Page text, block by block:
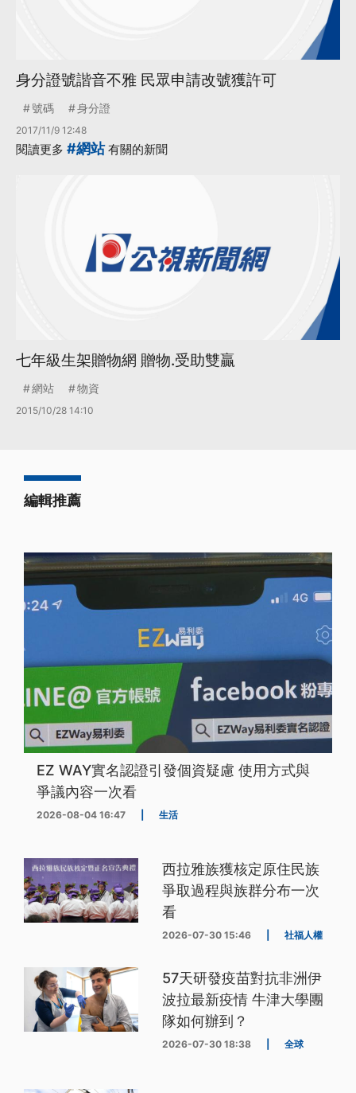
身分證號諧音不雅 民眾申請改號獲許可
號碼 身分證
2017/11/9 12:48
閱讀更多 #網站有關的新聞
七年級生架贈物網 贈物.受助雙贏
網站 物資
2015/10/28 14:10
編輯推薦
EZ WAY實名認證引發個資疑慮 使用方式與
爭議內容一次看
2026-08-04 16:47 生活
西拉雅族獲核定原住民族
爭取過程與族群分布一次
看
2026-07-30 15:46 社福人權
57天研發疫苗對抗非洲伊
波拉最新疫情 牛津大學團
隊如何辦到？
2026-07-30 18:38 全球